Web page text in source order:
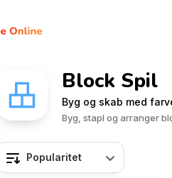
Block Spil
Byg og skab med
Byg, stapl og arranger
Popularitet